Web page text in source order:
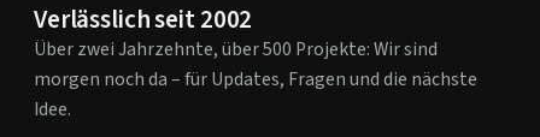
Verlässlich seit 2002
Über zwei Jahrzehnte, über 500 Projekte: Wir sind
morgen noch da – für Updates, Fragen und die nächste
Idee.